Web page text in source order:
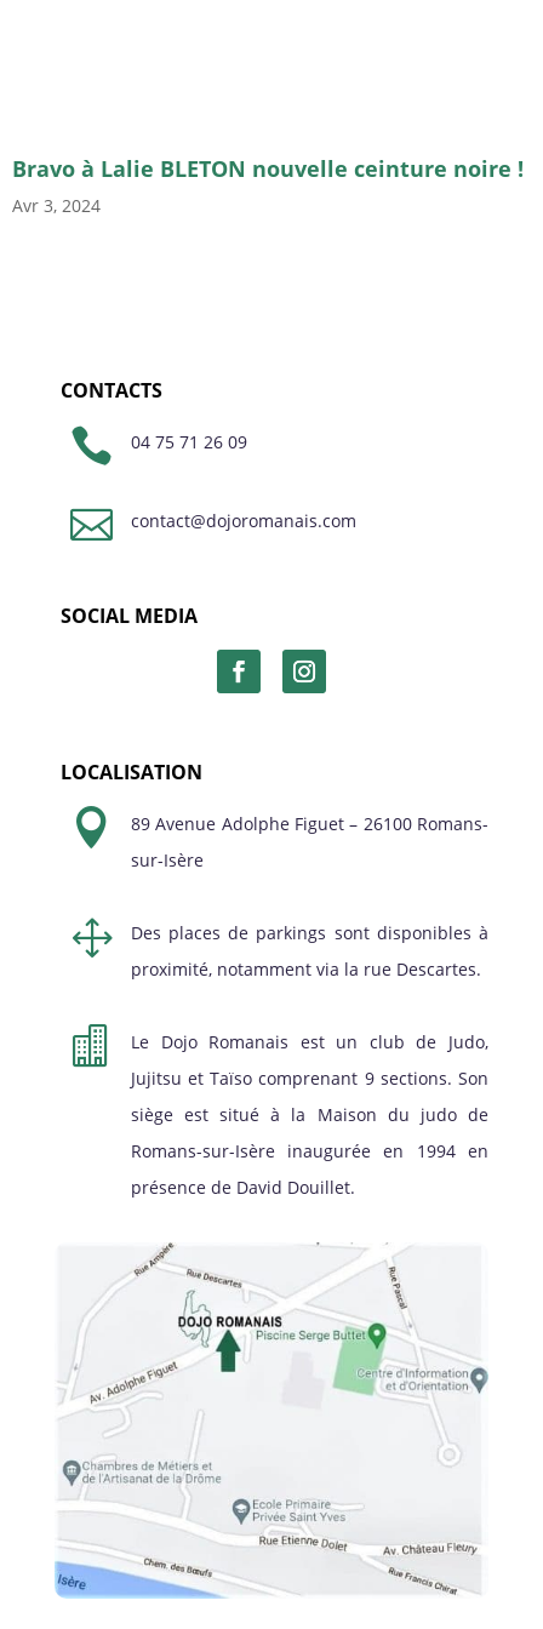
Bravo à Lalie BLETON nouvelle ceinture noire !
Avr 3, 2024
CONTACTS
 04 75 71 26 09
 contact@dojoromanais.com
SOCIAL MEDIA
LOCALISATION

89 Avenue Adolphe Figuet – 26100 Romans-
sur-Isère
1
Des places de parkings sont disponibles à
proximité, notamment via la rue Descartes.

Le Dojo Romanais est un club de Judo,
Jujitsu et Taïso comprenant 9 sections. Son
siège est situé à la Maison du judo de
Romans-sur-Isère inaugurée en 1994 en
présence de David Douillet.